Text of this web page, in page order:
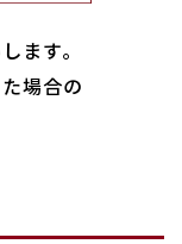
ます｡
場合の